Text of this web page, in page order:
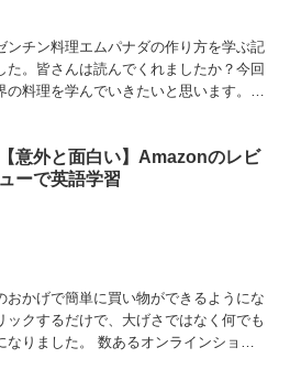
ンチン料理エムパナダの作り方を学ぶ記
た。皆さんは読んでくれましたか？今回
の料理を学んでいきたいと思います。今
【意外と面白い】Amazonのレビ
ューで英語学習
おかげで簡単に買い物ができるようにな
ックするだけで、大げさではなく何でも
なりました。 数あるオンラインショッ